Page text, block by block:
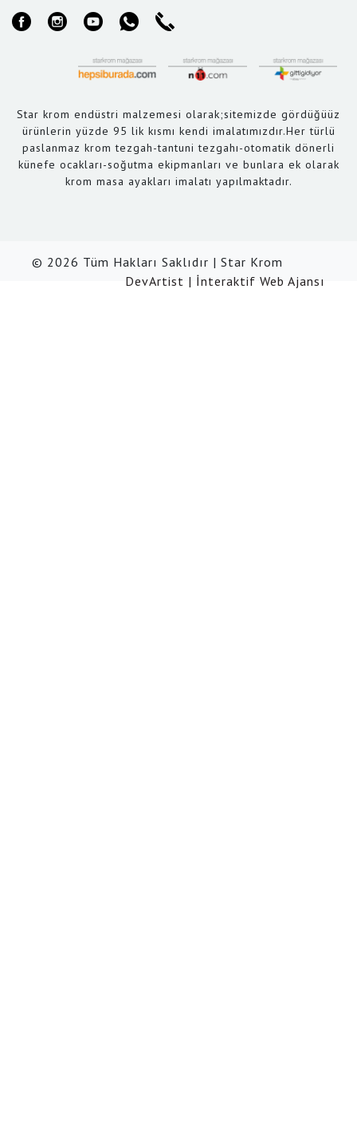
Star krom endüstri malzemesi olarak;sitemizde gördüğüüz
ürünlerin yüzde 95 lik kısmı kendi imalatımızdır.Her türlü
paslanmaz krom tezgah-tantuni tezgahı-otomatik dönerli
künefe ocakları-soğutma ekipmanları ve bunlara ek olarak
krom masa ayakları imalatı yapılmaktadır.
© 2026 Tüm Hakları Saklıdır | Star Krom
DevArtist | İnteraktif Web Ajansı